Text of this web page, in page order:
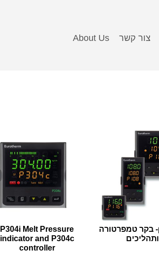
צור קשר About Us
piccolo- בקר טמפרטורה
ותהליכים
P304i Melt Pressure
indicator and P304c
controller